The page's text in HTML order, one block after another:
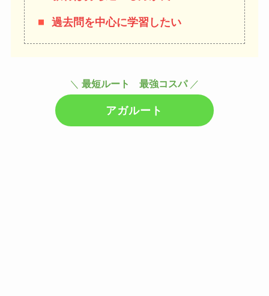
過去問を中心に学習したい
＼ 最短ルート 最強コスパ／
アガルート